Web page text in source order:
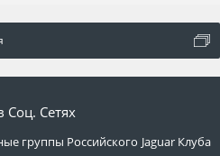
Соц. Сетях
группы Российского Jaguar Клуба